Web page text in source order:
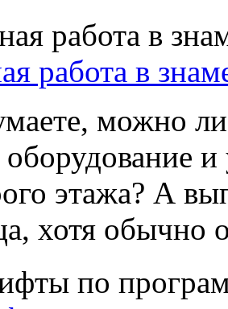
работа в
можно
и
этажа? А
хотя обычно